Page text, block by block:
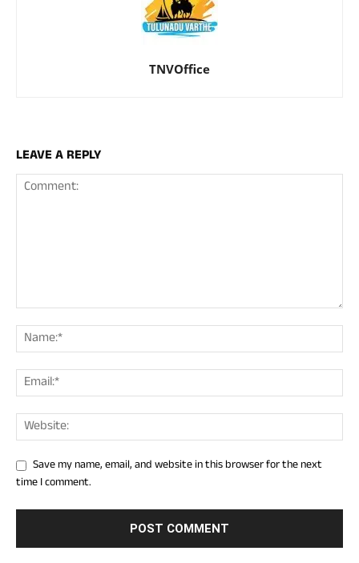
TNVOffice
LEAVE A REPLY
Save my name, email, and website in this browser for the next
time I comment.